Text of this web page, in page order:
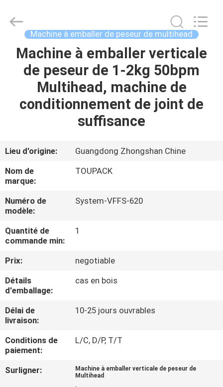
MAISON
PRODUITS
DE
NOUS
VISITE
D'USINE
CONTRÔLE
DE
QUALITÉ
CONTACTEZ-
NOUVELLES
EQUIPMENT
Reserved.
Machine à emballer de peseur de multihead
Machine à emballer verticale
de peseur de 1-2kg 50bpm
Multihead, machine de
conditionnement de joint de
suffisance
Lieu d'origine:
Guangdong Zhongshan Chine
Nom de
marque:
TOUPACK
Numéro de
modèle:
System-VFFS-620
Quantité de
commande min:
1
Prix:
negotiable
Détails
d'emballage:
cas en bois
Délai de
livraison:
10-25 jours ouvrables
Conditions de
paiement:
L/C, D/P, T/T
Surligner:
Machine à emballer verticale de peseur de
Multihead
,